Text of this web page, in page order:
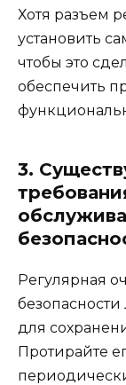
Хотя разъем
установить
чтобы это
обеспечить
3.
Регулярная
для
Протирайте